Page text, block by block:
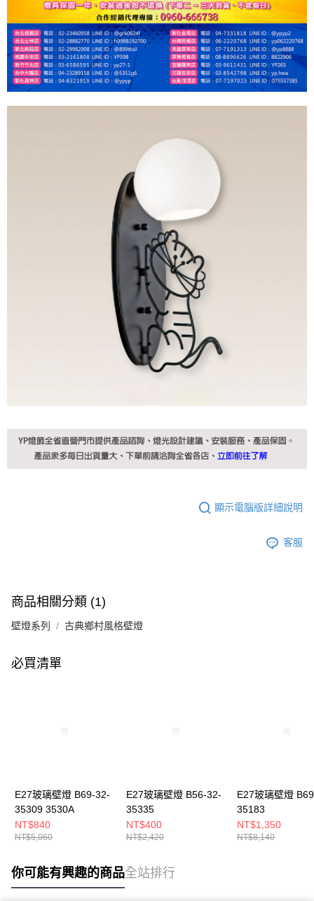
顯示電腦版詳細說明
客服
商品相關分類 (1)
壁燈系列 古典鄉村風格壁燈
必買清單
E27玻璃壁燈 B69-32-
35309 3530A
NT$840
NT$5,060
E27玻璃壁燈 B56-32-
35335
NT$400
NT$2,420
E27玻璃壁燈
35183
NT$1,350
NT$8,140
你可能有興趣的商品全站排行